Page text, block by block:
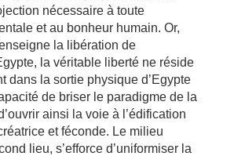
nécessaire à toute
et au bonheur humain. Or,
la libération de
la véritable liberté ne réside
dans la sortie physique d’Egypte
de briser le paradigme de la
ainsi la voie à l’édification
et féconde. Le milieu
lieu, s’efforce d’uniformiser la